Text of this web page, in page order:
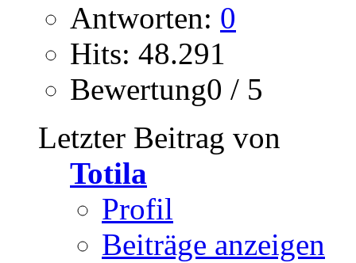
Antworten: 0
Hits: 48.291
Bewertung0 / 5
Letzter Beitrag von
Totila
Profil
Beiträge anzeigen